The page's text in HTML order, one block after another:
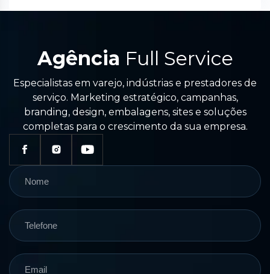
Agência Full Service
Especialistas em varejo, indústrias e prestadores de
serviço. Marketing estratégico, campanhas,
branding, design, embalagens, sites e soluções
completas para o crescimento da sua empresa.